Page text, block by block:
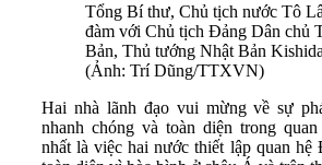
Tổng Bí thư, Chủ tịch nước Tô
đàm với Chủ tịch Đảng Dân chủ
Bản, Thủ tướng Nhật Bản
(Ảnh: Trí Dũng/TTXVN)
Hai nhà lãnh đạo vui mừng về sự
nhanh chóng và toàn diện trong
nhất là việc hai nước thiết lập quan